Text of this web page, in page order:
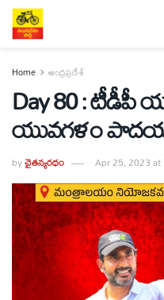
Home ఆంధ్రప్రదేశ్
Day 80 :
యువగళం
byచైతన్యరధం Apr 25, 2023